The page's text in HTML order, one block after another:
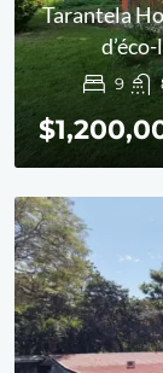
Tarantela
9